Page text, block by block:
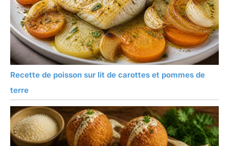
Recette de poisson sur lit de carottes et pommes de
terre